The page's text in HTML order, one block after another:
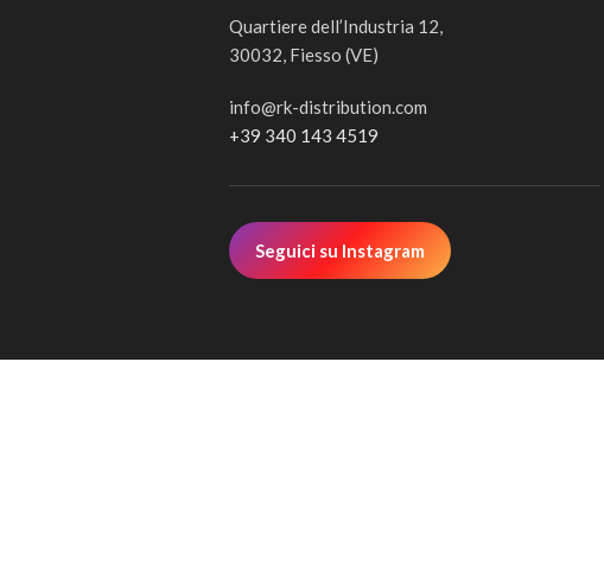
Quartiere dell’Industria 12,
30032, Fiesso (VE)
info@rk-distribution.com
+39 340 143 4519
Seguici su Instagram